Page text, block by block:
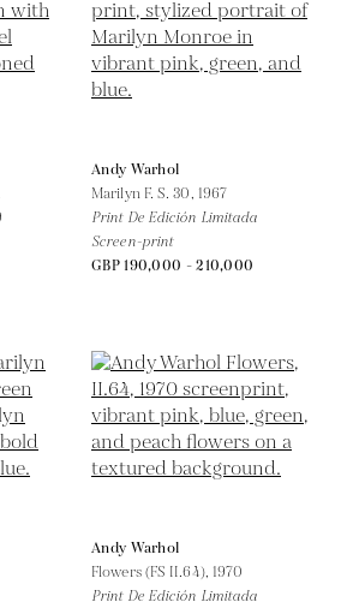
Andy Warhol
Marilyn F. S. 30, 1967
Print De Edición Limitada
Screen-print
GBP 190,000 - 210,000
Andy Warhol
Flowers (FS II.64), 1970
Print De Edición Limitada